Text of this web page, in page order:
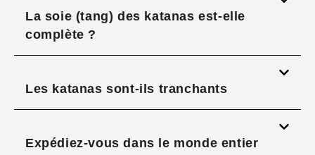
La soie (tang) des katanas est-elle
complète ?
Les katanas sont-ils tranchants
Expédiez-vous dans le monde entier